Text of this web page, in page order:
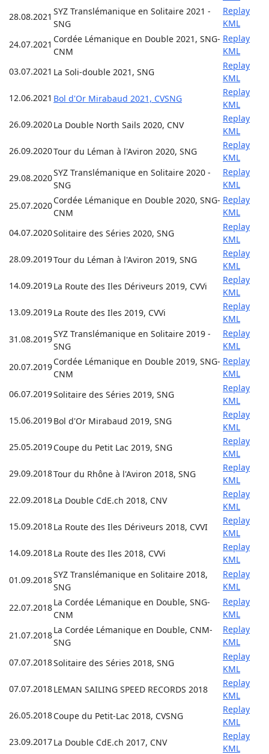
28.08.2021 SYZ Translémanique en Solitaire 2021 -
SNG
Replay
KML
24.07.2021 Cordée Lémanique en Double 2021, SNG-
CNM
Replay
KML
03.07.2021 La Soli-double 2021, SNG
Replay
KML
12.06.2021 Bol d'Or Mirabaud 2021, CVSNG
Replay
KML
26.09.2020La Double North Sails 2020, CNV
Replay
KML
26.09.2020Tour du Léman à l'Aviron 2020, SNG
Replay
KML
29.08.2020SYZ Translémanique en Solitaire 2020 -
SNG
Replay
KML
25.07.2020Cordée Lémanique en Double 2020, SNG-
CNM
Replay
KML
04.07.2020Solitaire des Séries 2020, SNG
Replay
KML
28.09.2019Tour du Léman à l'Aviron 2019, SNG
Replay
KML
14.09.2019La Route des Iles Dériveurs 2019, CVVi
Replay
KML
13.09.2019La Route des Iles 2019, CVVi
Replay
KML
31.08.2019SYZ Translémanique en Solitaire 2019 -
SNG
Replay
KML
20.07.2019Cordée Lémanique en Double 2019, SNG-
CNM
Replay
KML
06.07.2019Solitaire des Séries 2019, SNG
Replay
KML
15.06.2019Bol d'Or Mirabaud 2019, SNG
Replay
KML
25.05.2019Coupe du Petit Lac 2019, SNG
Replay
KML
29.09.2018Tour du Rhône à l'Aviron 2018, SNG
Replay
KML
22.09.2018La Double CdE.ch 2018, CNV
Replay
KML
15.09.2018La Route des Iles Dériveurs 2018, CVVI
Replay
KML
14.09.2018La Route des Iles 2018, CVVi
Replay
KML
01.09.2018SYZ Translémanique en Solitaire 2018,
SNG
Replay
KML
22.07.2018La Cordée Lémanique en Double, SNG-
CNM
Replay
KML
21.07.2018La Cordée Lémanique en Double, CNM-
SNG
Replay
KML
07.07.2018Solitaire des Séries 2018, SNG
Replay
KML
07.07.2018LEMAN SAILING SPEED RECORDS 2018
Replay
KML
26.05.2018Coupe du Petit-Lac 2018, CVSNG
Replay
KML
23.09.2017La Double CdE.ch 2017, CNV
Replay
KML